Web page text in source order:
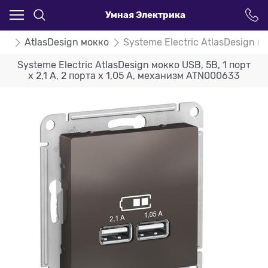
Умная Электрика
AtlasDesign мокко Systeme Electric AtlasDesign
Systeme Electric AtlasDesign мокко USB, 5В, 1 порт
x 2,1 А, 2 порта х 1,05 А, механизм ATN000633